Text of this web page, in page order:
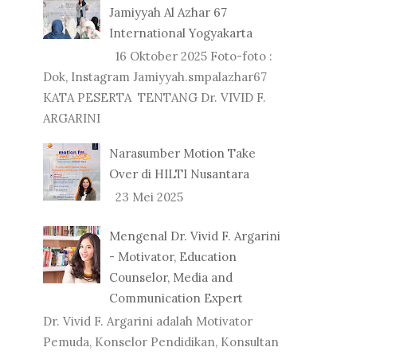
Jamiyyah Al Azhar 67
International Yogyakarta
16 Oktober 2025 Foto-foto :
Dok, Instagram Jamiyyah.smpalazhar67
KATA PESERTA TENTANG Dr. VIVID F.
ARGARINI
Narasumber Motion Take
Over di HILTI Nusantara
23 Mei 2025
Mengenal Dr. Vivid F. Argarini
- Motivator, Education
Counselor, Media and
Communication Expert
Dr. Vivid F. Argarini adalah Motivator
Pemuda, Konselor Pendidikan, Konsultan